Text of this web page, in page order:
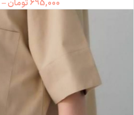
695,000تومان–